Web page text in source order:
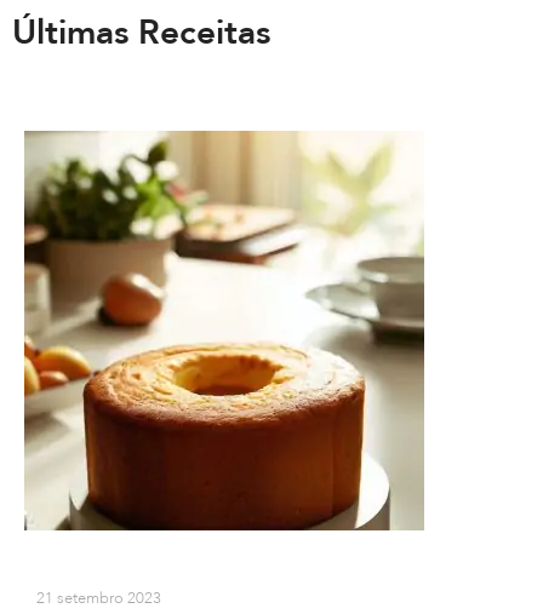
Últimas Receitas
21 setembro 2023